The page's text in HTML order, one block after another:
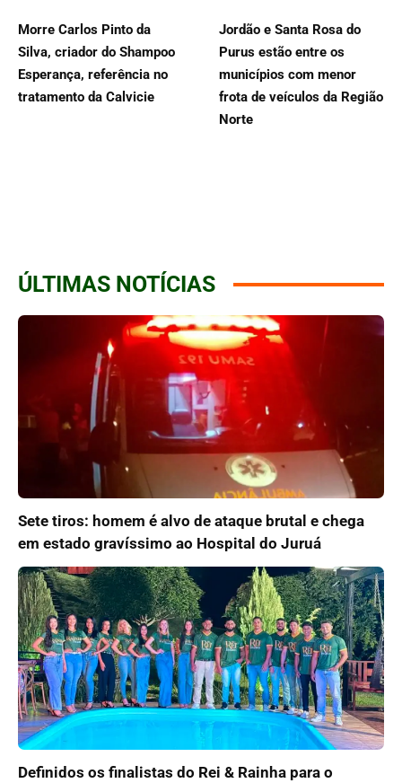
Morre Carlos Pinto da
Silva, criador do Shampoo
Esperança, referência no
tratamento da Calvicie
Jordão e Santa Rosa do
Purus estão entre os
municípios com menor
frota de veículos da Região
Norte
ÚLTIMAS NOTÍCIAS
Sete tiros: homem é alvo de ataque brutal e chega
em estado gravíssimo ao Hospital do Juruá
Definidos os finalistas do Rei & Rainha para o